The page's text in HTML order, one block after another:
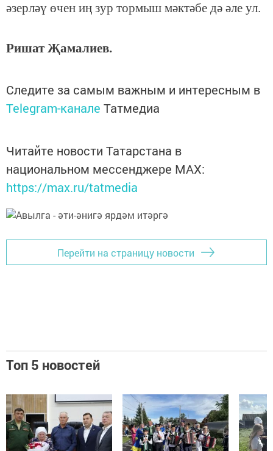
әзерләү өчен иң зур тормыш мәктәбе дә әле ул.
Ришат Җамалиев.
Следите за самым важным и интересным в
Telegram-канале Татмедиа
Читайте новости Татарстана в
национальном мессенджере MАХ:
https://max.ru/tatmedia
Перейти на страницу новости
Топ 5 новостей